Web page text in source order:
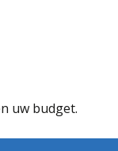
uw budget.